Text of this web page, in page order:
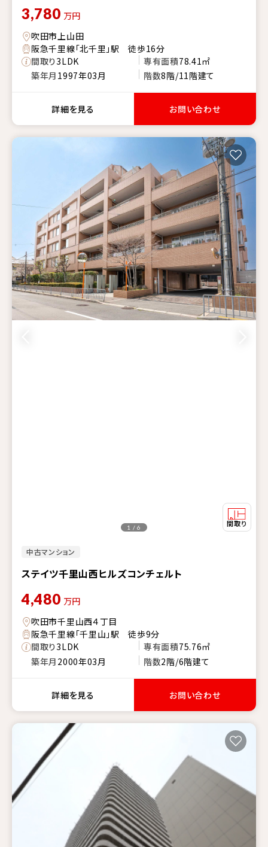
3,780 万円
吹田市上山田
阪急千里線「北千里」駅 徒歩16分
間取り3LDK 専有面積78.41㎡
築年月 1997年03月 階数8階/11階建て
詳細を見る お問い合わせ
中古マンション
ステイツ千里山西ヒルズコンチェルト
1 / 6
4,480 万円
吹田市千里山西４丁目
阪急千里線「千里山」駅 徒歩9分
間取り3LDK 専有面積75.76㎡
築年月 2000年03月 階数2階/6階建て
詳細を見る お問い合わせ